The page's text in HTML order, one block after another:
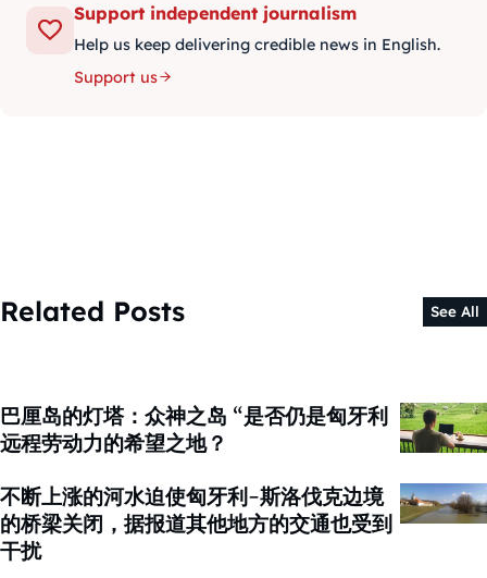
Support independent journalism
Help us keep delivering credible news in English.
Support us
Related Posts See All
巴厘岛的灯塔：众神之岛 “是否仍是匈牙利
远程劳动力的希望之地？
不断上涨的河水迫使匈牙利-斯洛伐克边境
的桥梁关闭，据报道其他地方的交通也受到
干扰